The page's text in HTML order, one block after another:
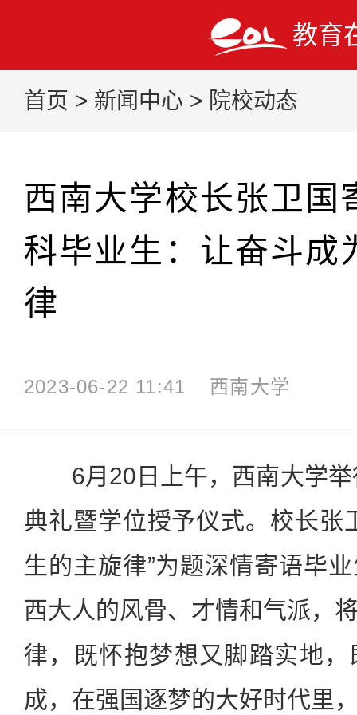
教育
首页 > 新闻中心 > 院校动态
西南大学校长张卫国
科毕业生：让奋斗成
律
2023-06-22 11:41 西南大学
6月20日上午，西南大学举
典礼暨学位授予仪式。校长张
生的主旋律”为题深情寄语毕
西大人的风骨、才情和气派，
律，既怀抱梦想又脚踏实地
成，在强国逐梦的大好时代里